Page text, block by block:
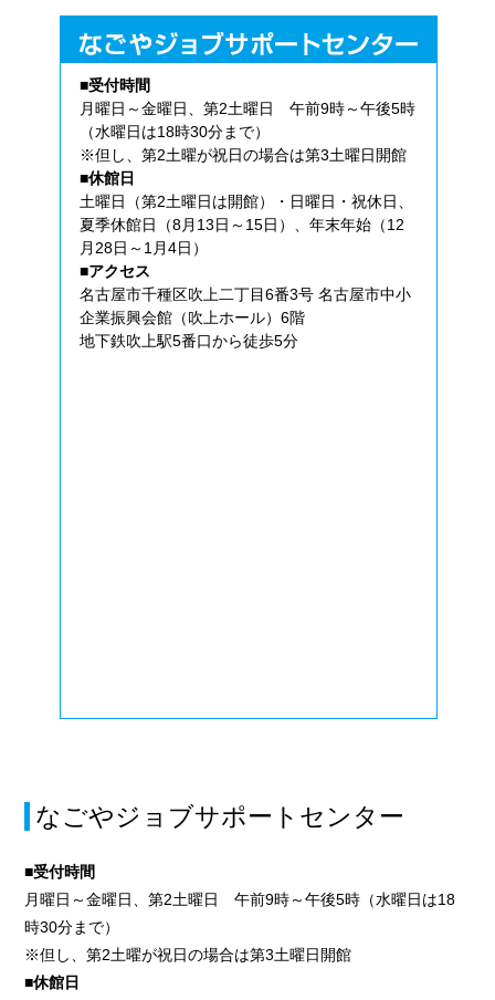
■受付時間
月曜日～金曜日、第2土曜日 午前9時～午後5時
（水曜日は18時30分まで）
※但し、第2土曜が祝日の場合は第3土曜日開館
■休館日
土曜日（第2土曜日は開館）・日曜日・祝休日、
夏季休館日（8月13日～15日）、年末年始（12
月28日～1月4日）
■アクセス
名古屋市千種区吹上二丁目6番3号 名古屋市中小
企業振興会館（吹上ホール）6階
地下鉄吹上駅5番口から徒歩5分
なごやジョブサポートセンター
■受付時間
月曜日～金曜日、第2土曜日 午前9時～午後5時（水曜日は18
時30分まで）
※但し、第2土曜が祝日の場合は第3土曜日開館
■休館日